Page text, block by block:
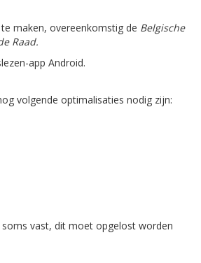
maken, overeenkomstig de Belgische
Raad.
app Android.
volgende optimalisaties nodig zijn:
vast, dit moet opgelost worden